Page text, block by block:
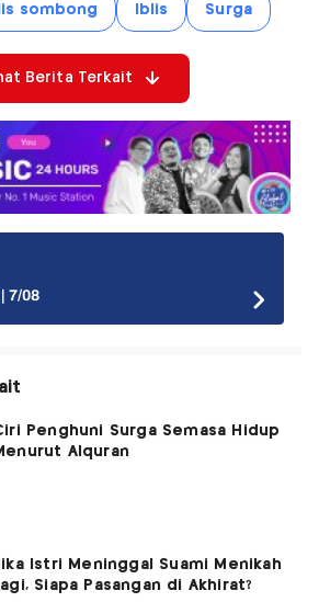
sombong Iblis Surga
Berita Terkait
7/08
Penghuni Surga Semasa Hidup
Alquran
Istri Meninggal Suami Menikah
Siapa Pasangan di Akhirat?